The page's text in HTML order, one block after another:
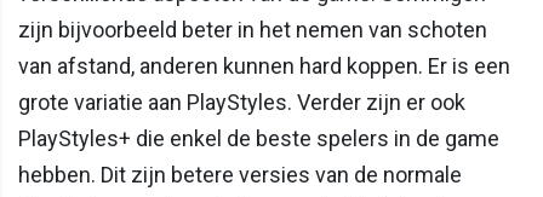
zijn bijvoorbeeld beter in het nemen van schoten
van afstand, anderen kunnen hard koppen. Er is een
grote variatie aan PlayStyles. Verder zijn er ook
PlayStyles+ die enkel de beste spelers in de game
hebben. Dit zijn betere versies van de normale